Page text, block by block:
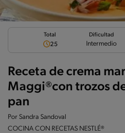
Total
25
Dificultad
Intermedio
Receta de crema
Maggi®con trozos
pan
Por Sandra Sandoval
COCINA CON RECETAS NESTLÉ®